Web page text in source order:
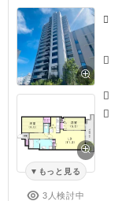
もっと見る
3人検討中